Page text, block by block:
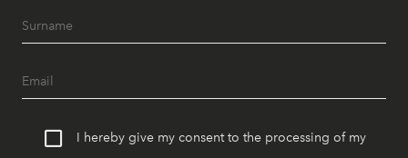
I hereby give my consent to the processing of my